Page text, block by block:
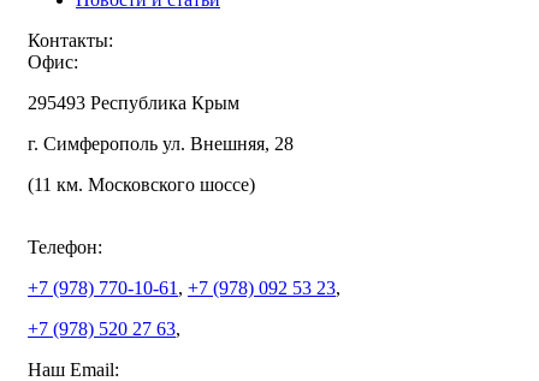
Контакты:
Офис:
295493 Республика Крым
г. Симферополь ул. Внешняя, 28
(11 км. Московского шоссе)
Телефон:
+7 (978) 770-10-61 , +7 (978) 092 53 23,
+7 (978) 520 27 63,
Наш Email: